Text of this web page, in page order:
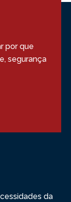
por que
segurança
da